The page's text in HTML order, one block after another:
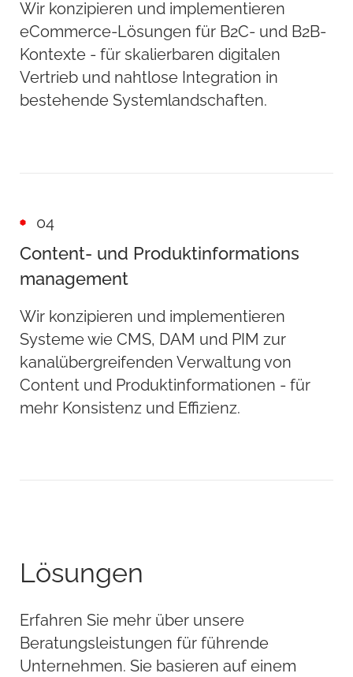
Wir konzipieren und implementieren
eCommerce-Lösungen für B2C- und B2B-
Kontexte - für skalierbaren digitalen
Vertrieb und nahtlose Integration in
bestehende Systemlandschaften.
04
Content- und Produktinformations
management
Wir konzipieren und implementieren
Systeme wie CMS, DAM und PIM zur
kanalübergreifenden Verwaltung von
Content und Produktinformationen - für
mehr Konsistenz und Effizienz.
Lösungen
Erfahren Sie mehr über unsere
Beratungsleistungen für führende
Unternehmen. Sie basieren auf einem